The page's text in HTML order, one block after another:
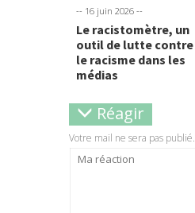
-- 16 juin 2026 --
Le racistomètre, un
outil de lutte contre
le racisme dans les
médias
Réagir
Votre mail ne sera pas publié.